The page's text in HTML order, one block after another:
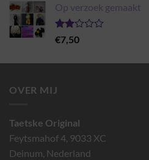
tot
Op verzoek gemaakt
Gewaardeerd
2.00
€7,50
OVER MIJ
Taetske Original
Feytsmahof 4, 9033 XC
Deinum, Nederland